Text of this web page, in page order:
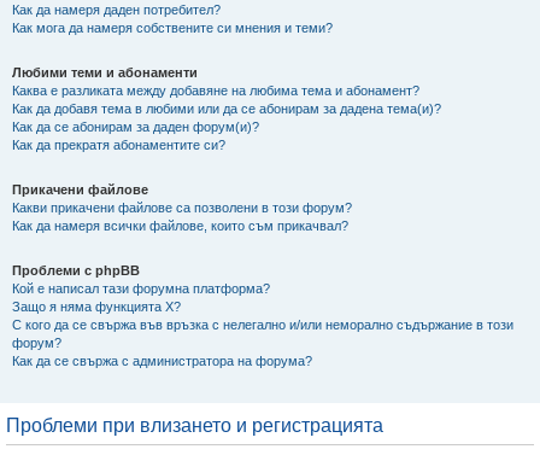
Как да намеря даден потребител?
Как мога да намеря собствените си мнения и теми?
Любими теми и абонаменти
Каква е разликата между добавяне на любима тема и абонамент?
Как да добавя тема в любими или да се абонирам за дадена тема(и)?
Как да се абонирам за даден форум(и)?
Как да прекратя абонаментите си?
Прикачени файлове
Какви прикачени файлове са позволени в този форум?
Как да намеря всички файлове, които съм прикачвал?
Проблеми с phpBB
Кой е написал тази форумна платформа?
Защо я няма функцията X?
С кого да се свържа във връзка с нелегално и/или неморално съдържание в този
форум?
Как да се свържа с администратора на форума?
Проблеми при влизането и регистрацията